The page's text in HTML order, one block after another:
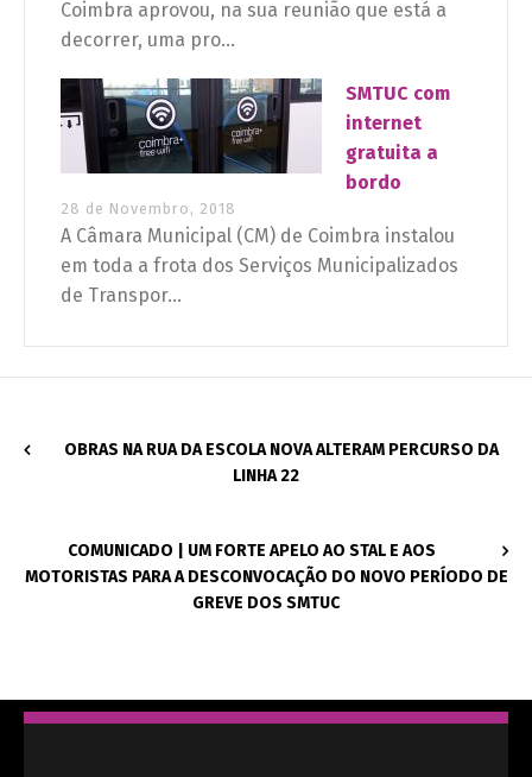
Coimbra aprovou, na sua reunião que está a
decorrer, uma pro...
SMTUC com
internet
gratuita a
bordo
28 de Novembro, 2018
A Câmara Municipal (CM) de Coimbra instalou
em toda a frota dos Serviços Municipalizados
de Transpor...
OBRAS NA RUA DA ESCOLA NOVA ALTERAM PERCURSO DA
LINHA 22
COMUNICADO | UM FORTE APELO AO STAL E AOS
MOTORISTAS PARA A DESCONVOCAÇÃO DO NOVO PERÍODO DE
GREVE DOS SMTUC